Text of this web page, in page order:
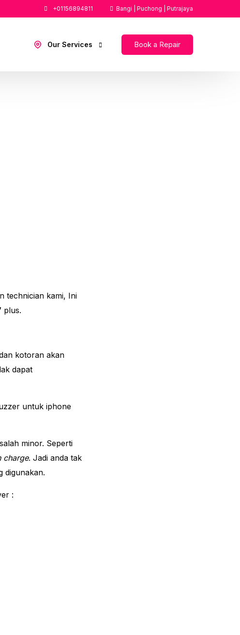
+01156894811 Bangi | Puchong | Putrajaya
Our Services Book a Repair
technician kami, Ini
plus.
kotoran akan
dapat
untuk iphone
minor. Seperti
charge. Jadi anda tak
digunakan.
: